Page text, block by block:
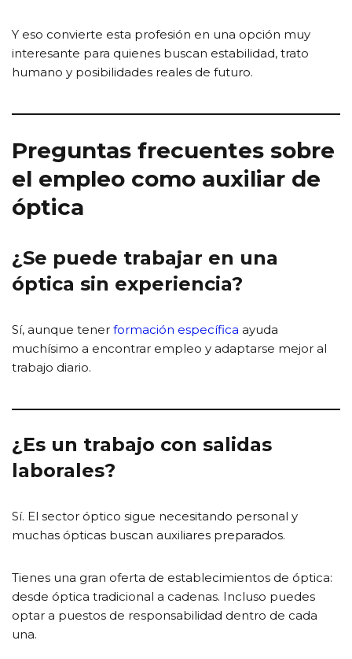
Y eso convierte esta profesión en una opción muy
interesante para quienes buscan estabilidad, trato
humano y posibilidades reales de futuro.
Preguntas frecuentes sobre
el empleo como auxiliar de
óptica
¿Se puede trabajar en una
óptica sin experiencia?
Sí, aunque tener formación específica ayuda
muchísimo a encontrar empleo y adaptarse mejor al
trabajo diario.
¿Es un trabajo con salidas
laborales?
Sí. El sector óptico sigue necesitando personal y
muchas ópticas buscan auxiliares preparados.
Tienes una gran oferta de establecimientos de óptica:
desde óptica tradicional a cadenas. Incluso puedes
optar a puestos de responsabilidad dentro de cada
una.